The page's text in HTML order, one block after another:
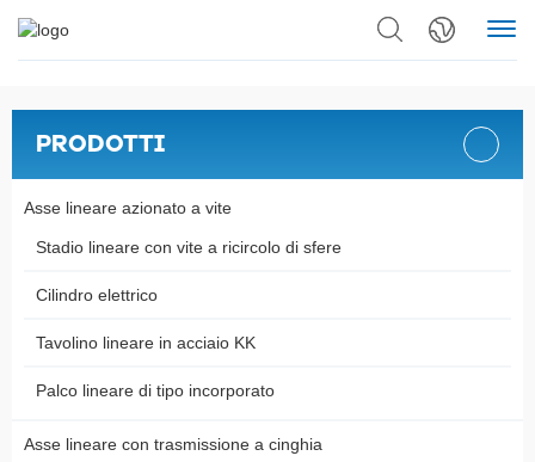
PRODOTTI
Asse lineare azionato a vite
Stadio lineare con vite a ricircolo di sfere
Cilindro elettrico
Tavolino lineare in acciaio KK
Palco lineare di tipo incorporato
Asse lineare con trasmissione a cinghia